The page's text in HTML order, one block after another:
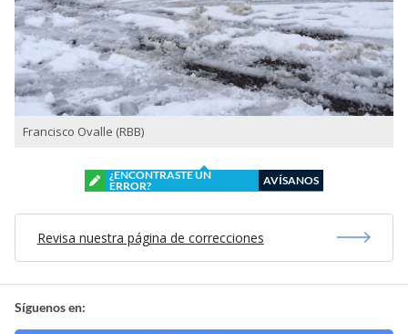
Francisco Ovalle (RBB)
¿ENCONTRASTE UN
ERROR?
AVÍSANOS
Revisa nuestra página de correcciones
Síguenos en: